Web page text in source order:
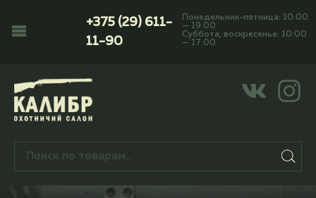
+375 (29) 611-
11-90
Понедельник-пятница: 10:00
— 19:00
Суббота, воскресенье: 10:00
— 17:00